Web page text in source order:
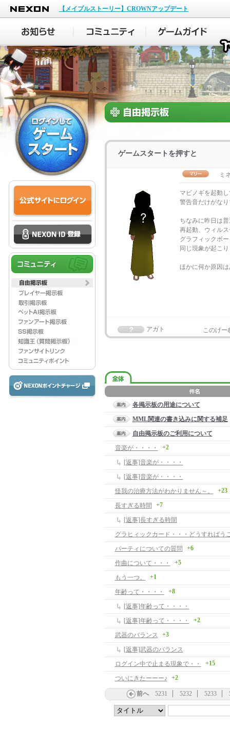
NEXON
【メイプルストーリー】CROWNアップデート
ゲームスタートを押すと
ミ
マビノギを起動
警告音だけがな
ちなみに昨日は
再起動、ウィル
グラフィックボ
同じ現象が起こ
ほかに何か原因
アガト このげー
各掲示板の用途について
MML関連の書き込みに関する補足
自由掲示板のご利用について
音楽が・・・・
+2
[返事]音楽が・・・・
[返事]音楽が・・・・
怪我の治療方法がわかりません～。
+23
長すぎる時間 +7
[返事]長すぎる時間
パーティについての質問 +6
作曲について・・・ +5
もう一つ。 +1
年齢って・・・・ +8
[返事]年齢って・・・・
[返事]年齢って・・・・
+2
武器のバランス +3
[返事]武器のバランス
ログイン中で止まる現象で・・
+15
ついにきたーーー♪ +2
前へ 5231 5232 5233